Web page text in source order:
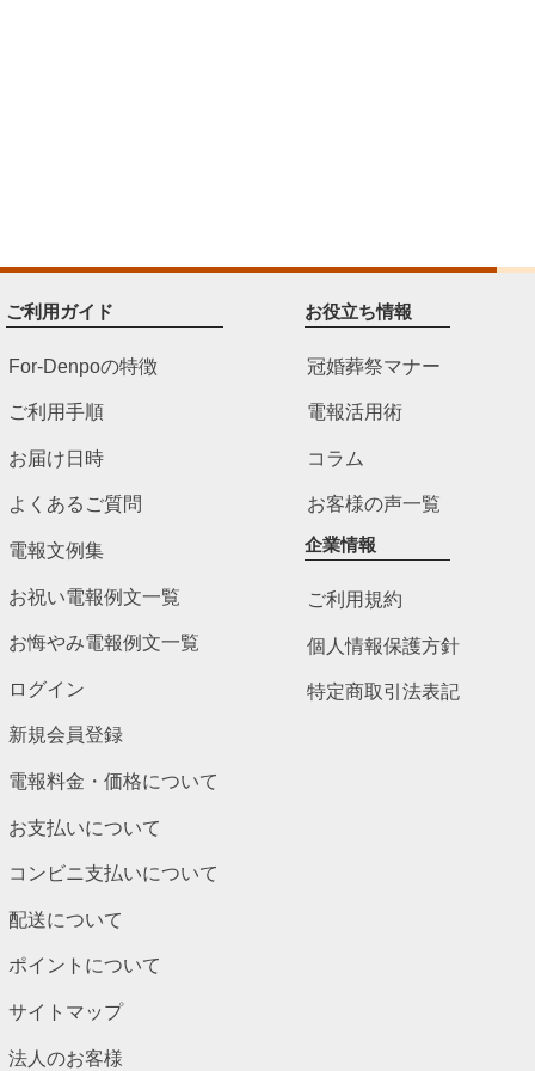
ご利用ガイド
For-Denpoの特徴
ご利用手順
お届け日時
よくあるご質問
電報文例集
お祝い電報例文一覧
お悔やみ電報例文一覧
ログイン
新規会員登録
電報料金・価格について
お支払いについて
コンビニ支払いについて
配送について
ポイントについて
サイトマップ
法人のお客様
お役立ち情報
冠婚葬祭マナー
電報活用術
コラム
お客様の声一覧
企業情報
ご利用規約
個人情報保護方針
特定商取引法表記